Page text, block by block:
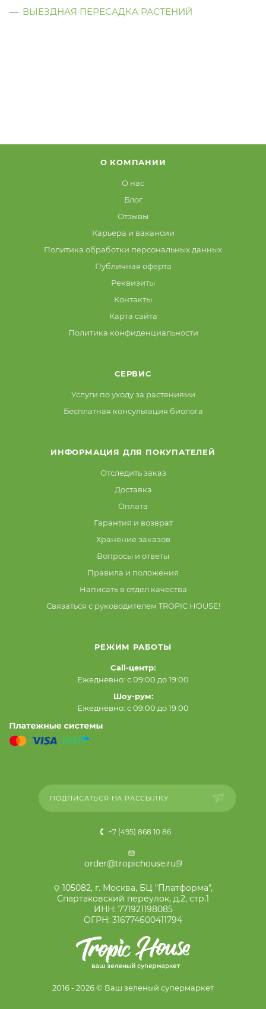
ВЫЕЗДНАЯ ПЕРЕСАДКА РАСТЕНИЙ
О КОМПАНИИ
О нас
Блог
Отзывы
Карьера и вакансии
Политика обработки персональных данных
Публичная оферта
Реквизиты
Контакты
Карта сайта
Политика конфиденциальности
СЕРВИС
Услуги по уходу за растениями
Бесплатная консультация биолога
ИНФОРМАЦИЯ ДЛЯ ПОКУПАТЕЛЕЙ
Отследить заказ
Доставка
Оплата
Гарантия и возврат
Хранение заказов
Вопросы и ответы
Правила и положения
Написать в отдел качества
Связаться с руководителем TROPIC HOUSE!
РЕЖИМ РАБОТЫ
Call-центр:
Ежедневно: с 09:00 до 19:00
Шоу-рум:
Ежедневно: с 09:00 до 19:00
ПОДПИСАТЬСЯ НА РАССЫЛКУ
+7 (495) 868 10 86
order@tropichouse.ru
105082, г. Москва, БЦ "Платформа",
Спартаковский переулок, д.2, стр.1
ИНН: 771921198085
ОГРН: 316774600411794
2016 - 2026 © Ваш зеленый супермаркет